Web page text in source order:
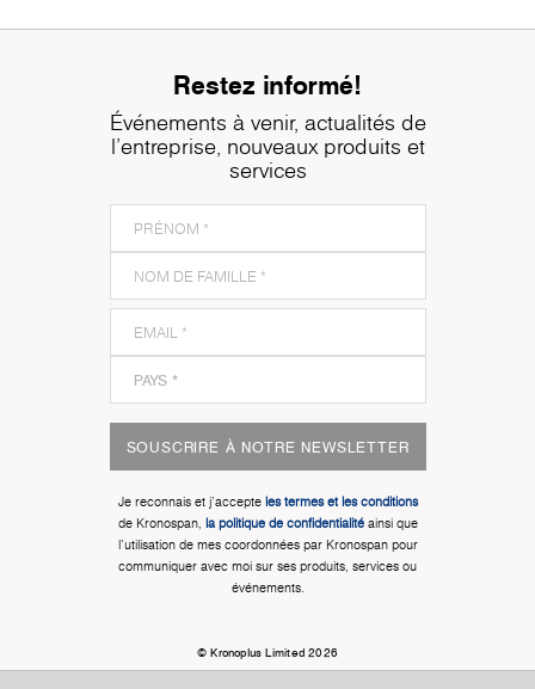
Restez informé!
Événements à venir, actualités de
l'entreprise, nouveaux produits et
services
SOUSCRIRE À NOTRE NEWSLETTER
Je reconnais et j'accepte les termes et les conditions
de Kronospan, la politique de confidentialitéainsi que
l'utilisation de mes coordonnées par Kronospan pour
communiquer avec moi sur ses produits, services ou
événements.
© Kronoplus Limited 2026